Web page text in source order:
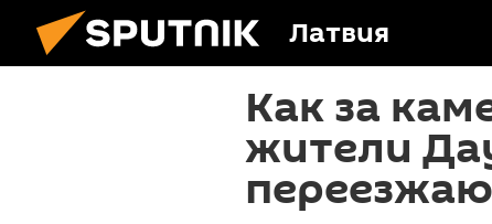
Латвия
Как за
жители